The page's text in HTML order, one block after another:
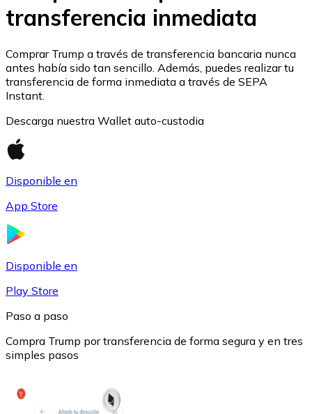
Ethereum
ETH
transferencia inmediata
Comprar Trump a través de transferencia bancaria nunca
antes había sido tan sencillo. Además, puedes realizar tu
transferencia de forma inmediata a través de SEPA
Instant.
Descarga nuestra Wallet auto-custodia
Disponible en
App Store
Disponible en
Play Store
Paso a paso
Compra Trump por transferencia de forma segura y en tres
simples pasos